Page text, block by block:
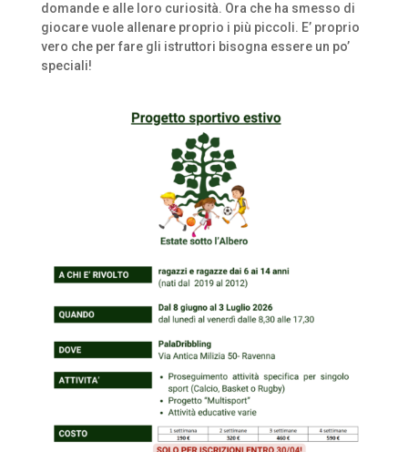
domande e alle loro curiosità. Ora che ha smesso di
giocare vuole allenare proprio i più piccoli. E’ proprio
vero che per fare gli istruttori bisogna essere un po’
speciali!